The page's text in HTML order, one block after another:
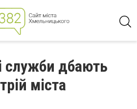
служби дбають
міста